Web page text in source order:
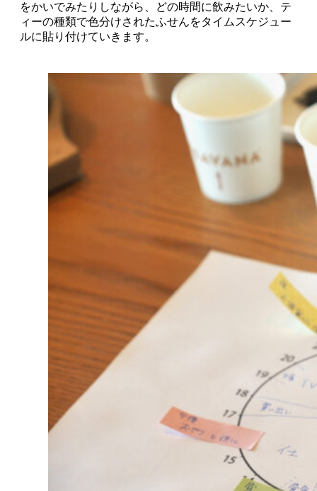
をかいでみたりしながら、どの時間に飲みたいか、テ
ィーの種類で色分けされたふせんをタイムスケジュー
ルに貼り付けていきます。